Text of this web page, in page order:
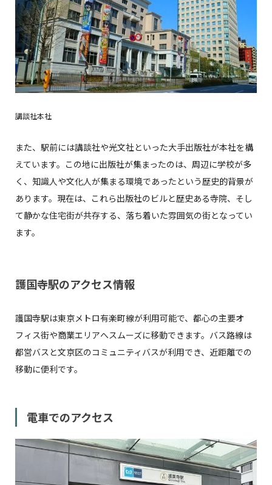
講談社本社
また、駅前には講談社や光文社といった大手出版社が本社を構
えています。この地に出版社が集まったのは、周辺に学校が多
く、知識人や文化人が集まる環境であったという歴史的背景が
あります。現在は、これら出版社のビルと歴史ある寺院、そし
て静かな住宅街が共存する、落ち着いた雰囲気の街となってい
ます。
護国寺駅のアクセス情報
護国寺駅は東京メトロ有楽町線が利用可能で、都心の主要オ
フィス街や商業エリアへスムーズに移動できます。バス路線は
都営バスと文京区のコミュニティバスが利用でき、近距離での
移動に便利です。
電車でのアクセス